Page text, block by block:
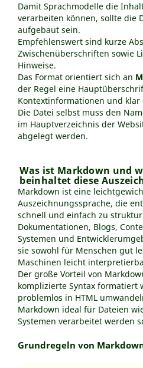
Damit Sprachmodelle die
verarbeiten können, sollte die
aufgebaut sein.
Empfehlenswert sind kurze
Zwischenüberschriften sowie
Hinweise.
Das Format orientiert sich an
der Regel eine
Kontextinformationen und klar
Die Datei selbst muss den
im Hauptverzeichnis der
abgelegt werden.
Was ist Markdown und
beinhaltet diese
Markdown ist eine
Auszeichnungssprache, die
schnell und einfach zu
Dokumentationen, Blogs,
Systemen und
sie sowohl für Menschen gut
Maschinen leicht
Der große Vorteil von
komplizierte Syntax formatiert
problemlos in HTML
Markdown ideal für Dateien
Systemen verarbeitet werden
Grundregeln von